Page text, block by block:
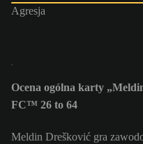
Agresja
Ocena ogólna karty
FC™ 26 to 64
Meldin Drešković gra